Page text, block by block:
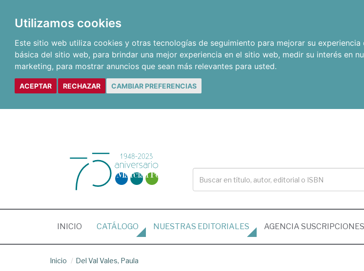
Utilizamos cookies
Este sitio web utiliza cookies y otras tecnologías de seguimiento para mejorar su
básica del sitio web, para brindar una mejor experiencia en el sitio web, medir su interés en
marketing, para mostrar anuncios que sean más relevantes para usted.
ACEPTAR RECHAZAR CAMBIAR PREFERENCIAS
INICIO (CURRENT)
CATÁLOGO NUESTRAS EDITORIALES AGENCIA SUSCRIPCIONES
Inicio Del Val Vales, Paula